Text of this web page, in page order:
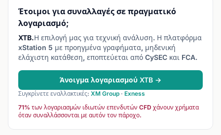
Έτοιμοι για συναλλαγές σε πραγματικό
λογαριασμό;
XTB.Η επιλογή μας για τεχνική ανάλυση. Η πλατφόρμα
xStation 5 με προηγμένα γραφήματα, μηδενική
ελάχιστη κατάθεση, εποπτεύεται από CySEC και FCA.
Άνοιγμα λογαριασμού XTB →
Συγκρίνετε εναλλακτικές: XM Group · Exness
71% των λογαριασμών ιδιωτών επενδυτών CFD χάνουν χρήματα
όταν συναλλάσσονται με αυτόν τον πάροχο.